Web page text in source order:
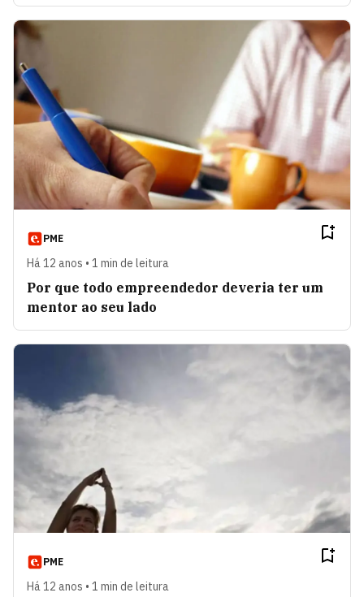
PME
Há 12 anos • 1 min de leitura
Por que todo empreendedor deveria ter um
mentor ao seu lado
PME
Há 12 anos • 1 min de leitura